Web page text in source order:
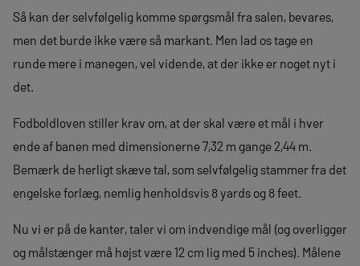
Så kan der selvfølgelig komme spørgsmål fra salen, bevares,
men det burde ikke være så markant. Men lad os tage en
runde mere i manegen, vel vidende, at der ikke er noget nyt i
det.
Fodboldloven stiller krav om, at der skal være et mål i hver
ende af banen med dimensionerne 7,32 m gange 2,44 m.
Bemærk de herligt skæve tal, som selvfølgelig stammer fra det
engelske forlæg, nemlig henholdsvis 8 yards og 8 feet.
Nu vi er på de kanter, taler vi om indvendige mål (og overligger
og målstænger må højst være 12 cm lig med 5 inches). Målene